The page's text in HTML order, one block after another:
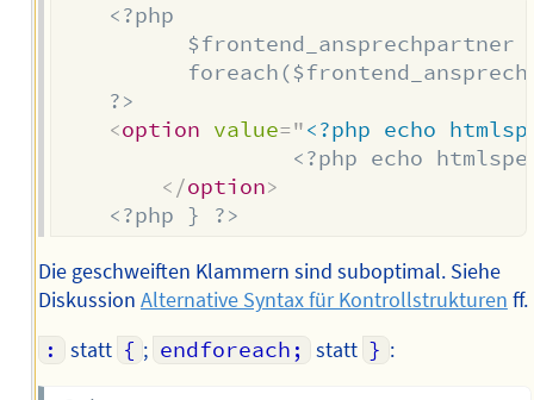
<?php
$frontend_ansprechpartner
	?>
<option value="<?php echo
<?php echo
</option>
<?php } ?>
Die geschweiften Klammern sind suboptimal. Siehe
Diskussion Alternative Syntax für Kontrollstrukturen ff.
:
statt { ; endforeach; statt } :